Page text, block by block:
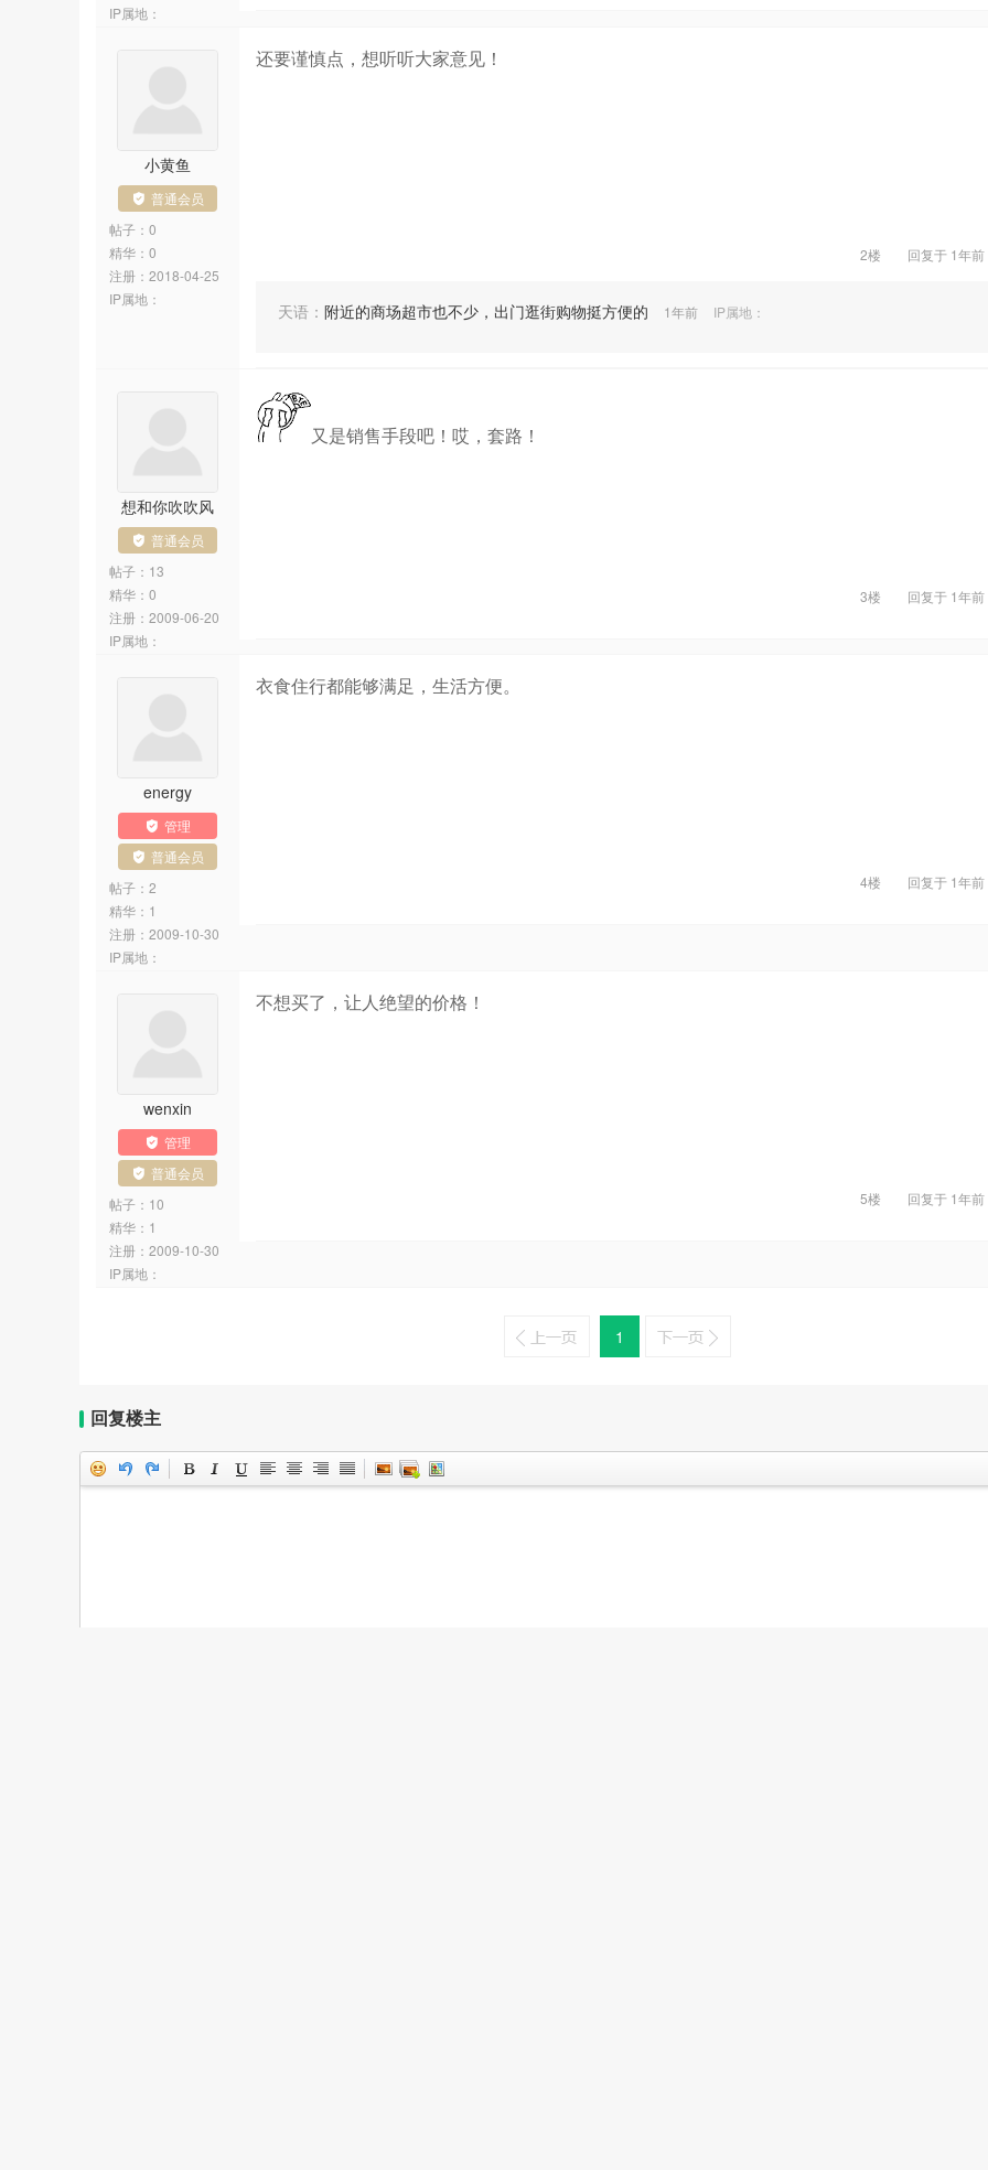
IP属地：
小黄鱼
普通会员
帖子：0
精华：0
注册： 2018-04-25
IP属地：
还要谨慎点，想听听大家意见！
2楼 回复于 1年前
天语 ： 附近的商场超市也不少，出门逛街购物挺方便的 1年前 IP属地：
想和你吹吹风
普通会员
帖子：13
精华：0
注册： 2009-06-20
IP属地：
又是销售手段吧！哎，套路！
3楼 回复于 1年前
energy
管理
普通会员
帖子：2
精华：1
注册： 2009-10-30
IP属地：
衣食住行都能够满足，生活方便。
4楼 回复于 1年前
wenxin
管理
普通会员
帖子：10
精华：1
注册： 2009-10-30
IP属地：
不想买了，让人绝望的价格！
5楼 回复于 1年前
1
回复楼主